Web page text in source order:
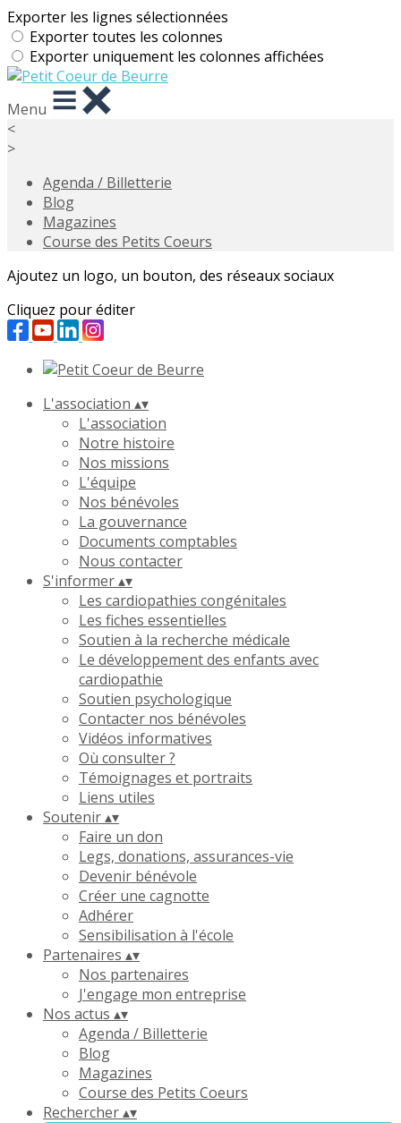
Exporter les lignes sélectionnées
Exporter toutes les colonnes
Exporter uniquement les colonnes affichées
Menu
<
>
Agenda / Billetterie
Blog
Magazines
Course des Petits Coeurs
Ajoutez un logo, un bouton, des réseaux sociaux
Cliquez pour éditer
L'association ▴▾
L'association
Notre histoire
Nos missions
L'équipe
Nos bénévoles
La gouvernance
Documents comptables
Nous contacter
S'informer▴▾
Les cardiopathies congénitales
Les fiches essentielles
Soutien à la recherche médicale
Le développement des enfants avec
cardiopathie
Soutien psychologique
Contacter nos bénévoles
Vidéos informatives
Où consulter ?
Témoignages et portraits
Liens utiles
Soutenir▴▾
Faire un don
Legs, donations, assurances-vie
Devenir bénévole
Créer une cagnotte
Adhérer
Sensibilisation à l'école
Partenaires ▴▾
Nos partenaires
J'engage mon entreprise
Nos actus ▴▾
Agenda / Billetterie
Blog
Magazines
Course des Petits Coeurs
Rechercher▴▾